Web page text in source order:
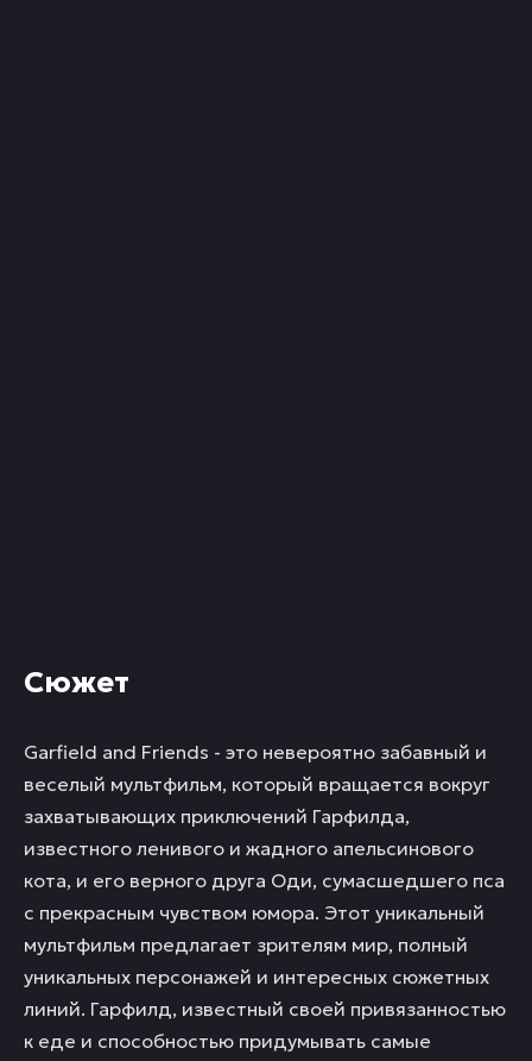
Сюжет
Garfield and Friends - это невероятно забавный и
веселый мультфильм, который вращается вокруг
захватывающих приключений Гарфилда,
известного ленивого и жадного апельсинового
кота, и его верного друга Оди, сумасшедшего пса
с прекрасным чувством юмора. Этот уникальный
мультфильм предлагает зрителям мир, полный
уникальных персонажей и интересных сюжетных
линий. Гарфилд, известный своей привязанностью
к еде и способностью придумывать самые